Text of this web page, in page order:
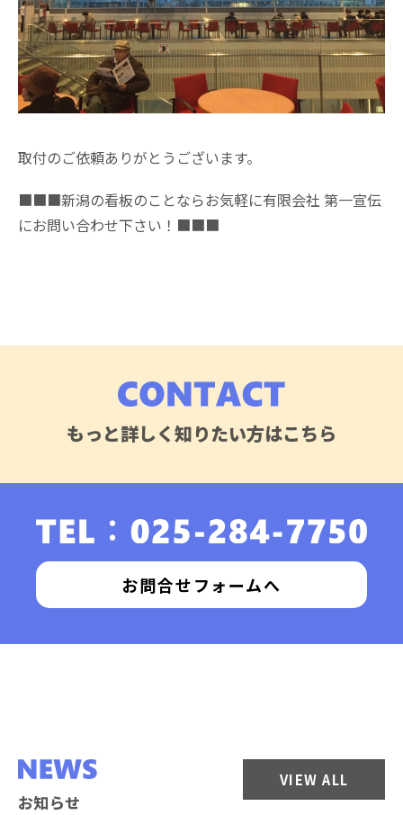
取付のご依頼ありがとうございます。
■■■新潟の看板のことならお気軽に有限会社 第一宣伝
にお問い合わせ下さい！■■■
もっと詳しく知りたい方はこちら
お問合せフォームへ
お知らせ
VIEW ALL